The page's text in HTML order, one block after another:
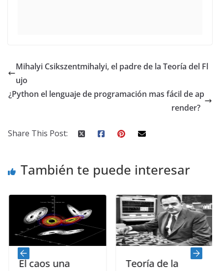
Mihalyi Csikszentmihalyi, el padre de la Teoría del Fl
ujo
¿Python el lenguaje de programación mas fácil de ap
render?
Share This Post:
También te puede interesar
El caos una
Teoría de la